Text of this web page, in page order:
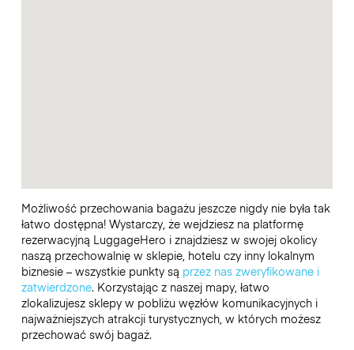
Możliwość przechowania bagażu jeszcze nigdy nie była tak
łatwo dostępna! Wystarczy, że wejdziesz na platformę
rezerwacyjną LuggageHero i znajdziesz w swojej okolicy
naszą przechowalnię w sklepie, hotelu czy inny lokalnym
biznesie – wszystkie punkty są przez nas zweryfikowane i
zatwierdzone. Korzystając z naszej mapy, łatwo
zlokalizujesz sklepy w pobliżu węzłów komunikacyjnych i
najważniejszych atrakcji turystycznych, w których możesz
przechować swój bagaż.